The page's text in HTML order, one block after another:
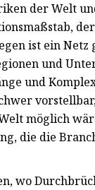
der Welt
ist ein Netz
und
und
möglich
die die
wo